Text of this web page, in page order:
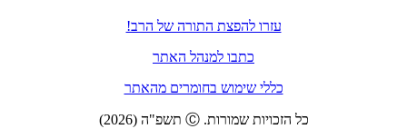
עזרו להפצת התורה של הרב!
כתבו למנהל האתר
כללי שימוש בחומרים מהאתר
כל הזכויות שמורות. Ⓒ תשפ"ה (2026)